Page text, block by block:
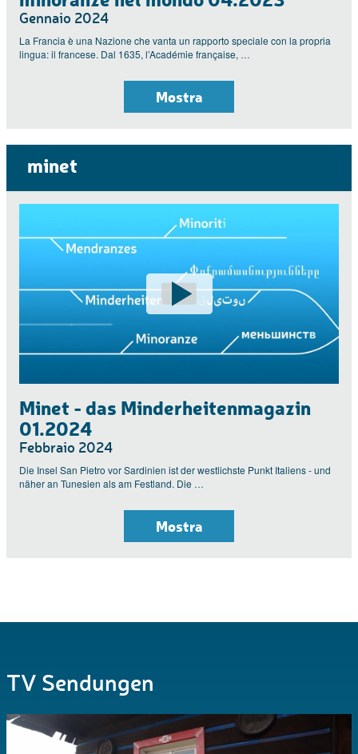
Gennaio 2024
La Francia è una Nazione che vanta un rapporto speciale con la propria
lingua: il francese. Dal 1635, l’Académie française, …
Mostra
minet
Minet - das Minderheitenmagazin
01.2024
Febbraio 2024
Die Insel San Pietro vor Sardinien ist der westlichste Punkt Italiens - und
näher an Tunesien als am Festland. Die …
Mostra
TV Sendungen